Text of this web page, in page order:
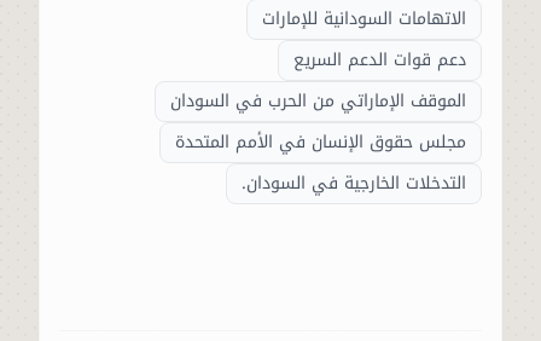
الاتهامات السودانية للإمارات
دعم قوات الدعم السريع
الموقف الإماراتي من الحرب في السودان
مجلس حقوق الإنسان في الأمم المتحدة
التدخلات الخارجية في السودان.